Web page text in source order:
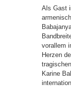
Als Gast
vorallem
Herzen
Karine